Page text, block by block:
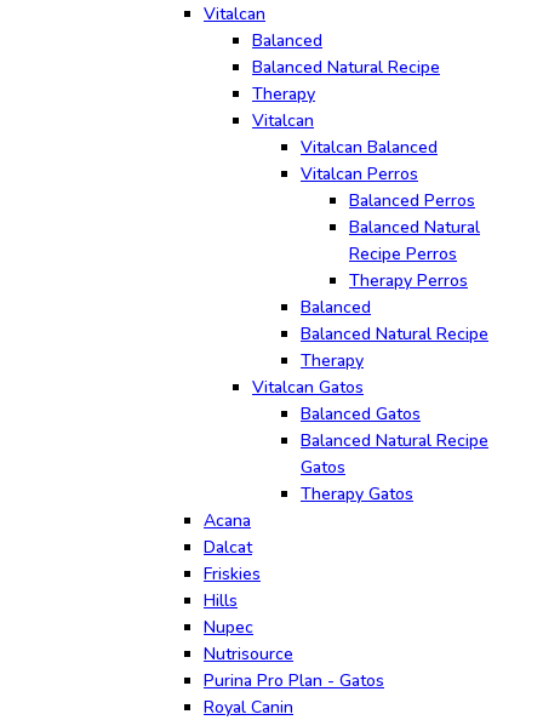
Vitalcan
Balanced
Balanced Natural Recipe
Therapy
Vitalcan
Vitalcan Balanced
Vitalcan Perros
Balanced Perros
Balanced Natural
Recipe Perros
Therapy Perros
Balanced
Balanced Natural Recipe
Therapy
Vitalcan Gatos
Balanced Gatos
Balanced Natural Recipe
Gatos
Therapy Gatos
Acana
Dalcat
Friskies
Hills
Nupec
Nutrisource
Purina Pro Plan - Gatos
Royal Canin